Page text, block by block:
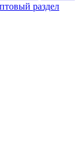
раздел